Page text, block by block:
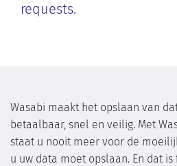
requests.
Wasabi maakt het opslaan van
betaalbaar, snel en veilig. Met
staat u nooit meer voor de
u uw data moet opslaan. En dat